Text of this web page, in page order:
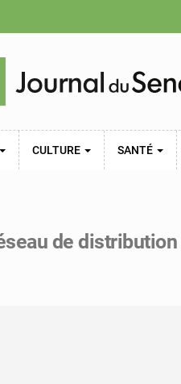
CULTURE SANTÉ
de distribution